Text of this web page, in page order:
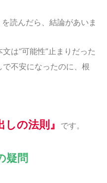
読んだら、結論があいま
は“可能性”止まりだった
で不安になったのに、根
しの法則 』 です。
疑問